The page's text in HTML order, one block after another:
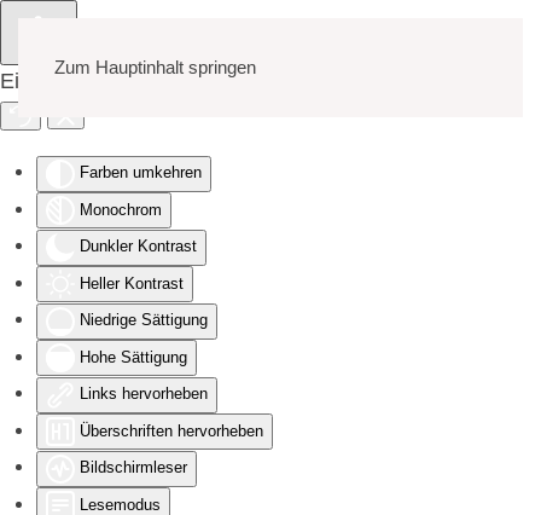
Eingabehilfen öffnen
Farben umkehren
Monochrom
Dunkler Kontrast
Heller Kontrast
Niedrige Sättigung
Hohe Sättigung
Links hervorheben
Überschriften hervorheben
Bildschirmleser
Lesemodus
Zum Hauptinhalt springen